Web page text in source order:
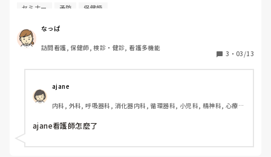
の前期高齢者に対して生活習慣病予防（既になっている人に
は生活改善指導）やフレイル予防を目的に保健指導をしてい
ます。
先輩もおらず保健指導も私のやり方なので、この方法で良い
のか疑問に思いながら行っています。
もっと効果的な情報の取り方や指導、言葉掛けができたらと
思いますが、どのように勉強したら良いのかと日々悩んでい
ます。
何かオススメのセミナー等でも良いので役立つ情報ありまし
たら教えて頂きたいですm(_ _)m
よろしくお願いします
セミナー 予防 保健師
なっぱ
訪問看護, 保健師, 検診・健診, 看護多機能
3 ・ 03/13
ajane
内科, 外科, 呼吸器科, 消化器内科, 循環器科, 小児科, 精神科, 心療内
急性期, 超急性期, CCU, HCU, その他の科, 新人ナース, プリセプタ
ー, ママナース, パパナース, 病棟, クリニック, 老健施設, 学生, 離職
大学病院, 慢性期, 終末期, オペ室, 透析, 保育園・学校, SCU, 検診・
ajane看護師怎麼了